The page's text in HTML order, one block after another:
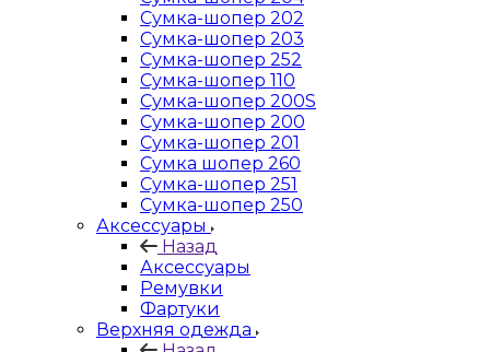
Сумка-шопер 202
Сумка-шопер 203
Сумка-шопер 252
Сумка-шопер 110
Сумка-шопер 200S
Сумка-шопер 200
Сумка-шопер 201
Сумка шопер 260
Сумка-шопер 251
Сумка-шопер 250
Аксессуары
Назад
Аксессуары
Ремувки
Фартуки
Верхняя одежда